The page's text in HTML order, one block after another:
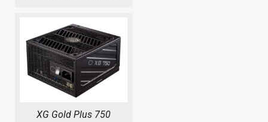
XG Gold Plus 750